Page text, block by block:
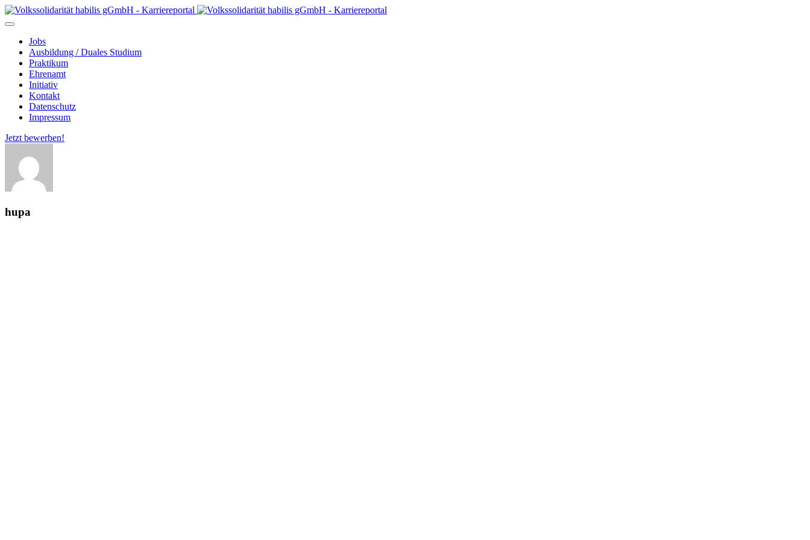
Jobs
Ausbildung / Duales Studium
Praktikum
Ehrenamt
Initiativ
Kontakt
Datenschutz
Impressum
Jetzt bewerben!
hupa